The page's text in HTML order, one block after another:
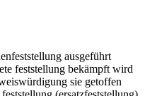
ausgeführt
feststellung bekämpft wird
sie getoffen